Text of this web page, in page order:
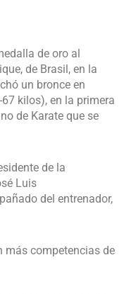
de oro al
de Brasil, en la
un bronce en
kilos), en la primera
de Karate que se
de la
Luis
del entrenador,
más competencias de